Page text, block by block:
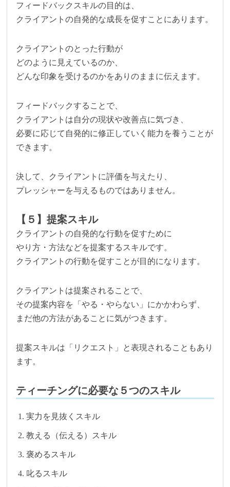
フィードバックスキルの目的は、
クライアントの自発的な成長を促すことにあります。
クライアントのとった行動が
どのように見えているのか、
どんな印象を受けるのかをありのままに伝えます。
フィードバックすることで、
クライアントは自分の現状や改善点に気づき、
必要に応じて自発的に修正していく能力を養うことが
できます。
決して、クライアントに評価を与えたり、
プレッシャーを与えるものではありません。
【５】提案スキル
クライアントの自発的な行動を促すために
やり方・方法などを提案するスキルです。
クライアントの行動を促すことが目的になります。
クライアントは提案されることで、
その提案内容を「やる・やらない」にかかわらず、
まだ他の方法があることに気がつきます。
提案スキルは「リクエスト」と表現されることもあり
ます。
ティーチングに必要な５つのスキル
実力を見抜くスキル
教える（伝える）スキル
褒めるスキル
叱るスキル